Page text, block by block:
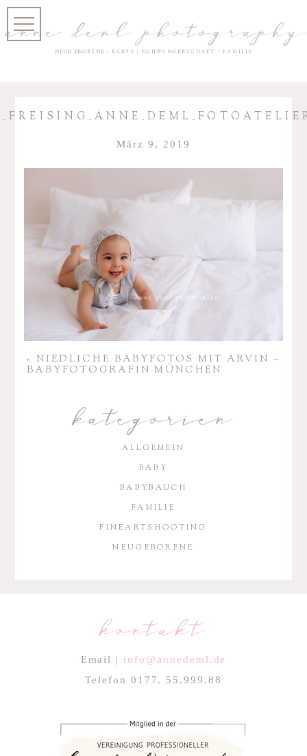
NEUGEBORENE | BABYS | SCHWANGERSCHAFT | FAMILIE
anne deml photography
März 9, 2019
«
NIED­LICHE BABY­FOTOS MIT ARVIN –
BABY­FO­TO­GRAFIN MÜNCHEN
kategorien
ALLGEMEIN
BABY
BABYBAUCH
FAMILIE
FINEARTSHOOTING
NEUGEBORENE
kontakt
Email | info@annedeml.de
Telefon 0177. 55.999.88